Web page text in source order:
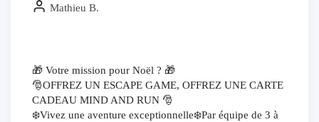
Mathieu B.
🎁 Votre mission pour Noël ? 🎁
🎅OFFREZ UN ESCAPE GAME, OFFREZ UNE CARTE
CADEAU MIND AND RUN 🎅
❄️Vivez une aventure exceptionnelle❄️Par équipe de 3 à